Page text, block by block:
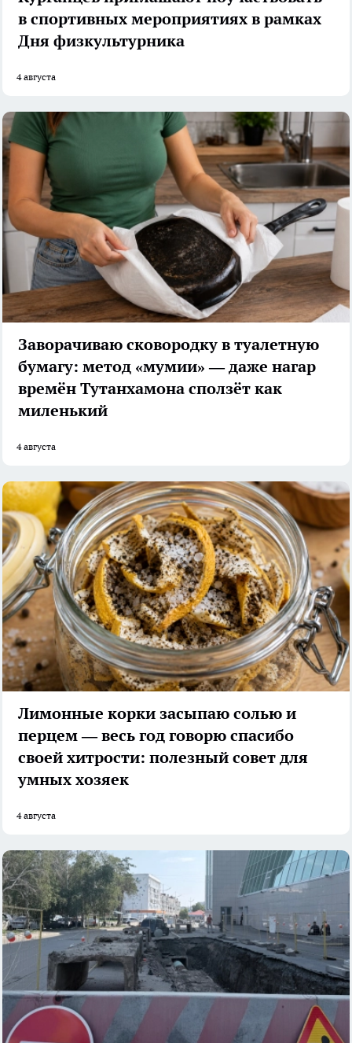
в спортивных мероприятиях в рамках
Дня физкультурника
4 августа
Заворачиваю сковородку в туалетную
бумагу: метод «мумии» — даже нагар
времён Тутанхамона сползёт как
миленький
4 августа
Лимонные корки засыпаю солью и
перцем — весь год говорю спасибо
своей хитрости: полезный совет для
умных хозяек
4 августа